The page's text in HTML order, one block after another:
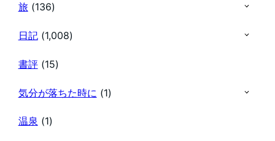
旅 (136)
日記(1,008)
書評(15)
気分が落ちた時に (1)
温泉 (1)